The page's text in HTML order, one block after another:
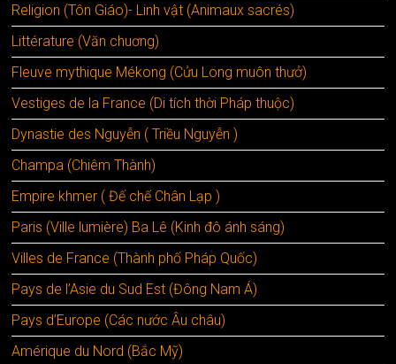
Religion (Tôn Giáo)- Linh vật (Animaux sacrés)
Littérature (Văn chuơng)
Fleuve mythique Mékong (Cửu Long muôn thưở)
Vestiges de la France (Di tích thời Pháp thuộc)
Dynastie des Nguyễn ( Triều Nguyễn )
Champa (Chiêm Thành)
Empire khmer ( Đế chế Chân Lạp )
Paris (Ville lumière) Ba Lê (Kinh đô ánh sáng)
Villes de France (Thành phố Pháp Quốc)
Pays de l’Asie du Sud Est (Đông Nam Á)
Pays d’Europe (Các nước Âu châu)
Amérique du Nord (Bắc Mỹ)